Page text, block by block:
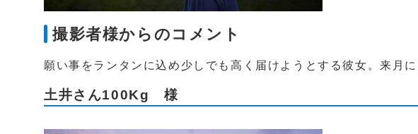
撮影者様からのコメント
願い事をランタンに込め少しでも高く届けようとする彼女。来月に
土井さん100Kg 様